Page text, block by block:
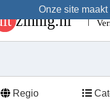
Onze site
Regio